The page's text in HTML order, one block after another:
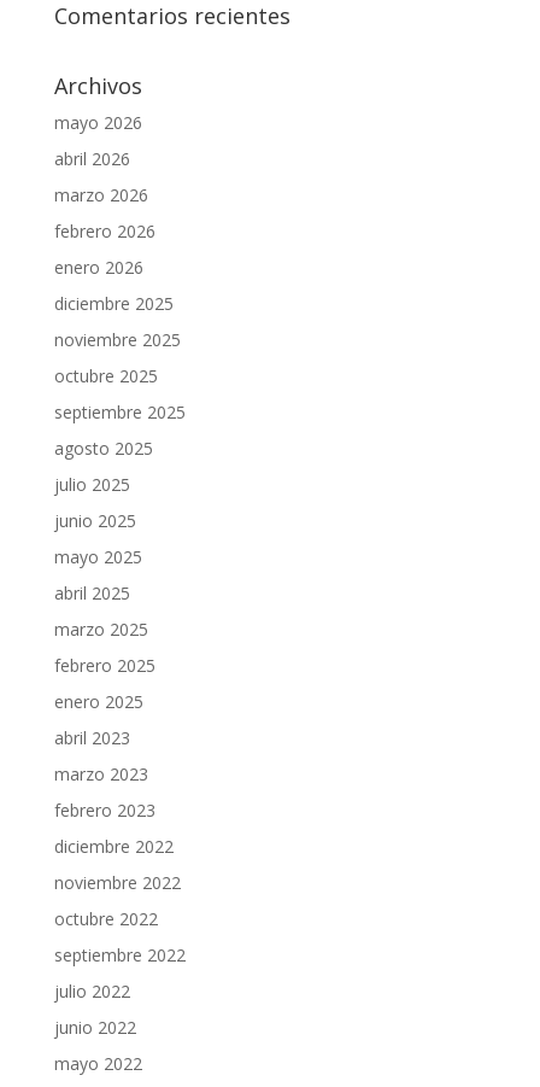
Comentarios recientes
Archivos
mayo 2026
abril 2026
marzo 2026
febrero 2026
enero 2026
diciembre 2025
noviembre 2025
octubre 2025
septiembre 2025
agosto 2025
julio 2025
junio 2025
mayo 2025
abril 2025
marzo 2025
febrero 2025
enero 2025
abril 2023
marzo 2023
febrero 2023
diciembre 2022
noviembre 2022
octubre 2022
septiembre 2022
julio 2022
junio 2022
mayo 2022